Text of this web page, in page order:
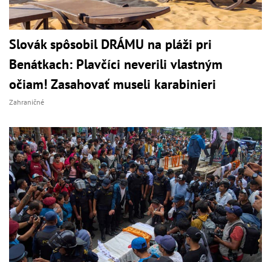
Slovák spôsobil DRÁMU na pláži pri
Benátkach: Plavčíci neverili vlastným
očiam! Zasahovať museli karabinieri
Zahraničné